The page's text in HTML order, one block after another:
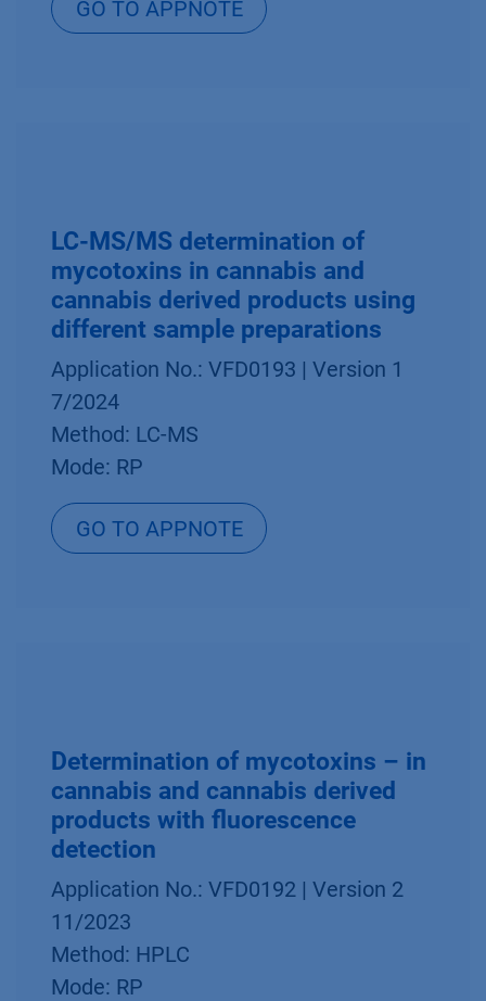
GO TO APPNOTE
LC-MS/MS determination of
mycotoxins in cannabis and
cannabis derived products using
different sample preparations
Application No.: VFD0193 | Version 1
7/2024
Method: LC-MS
Mode: RP
GO TO APPNOTE
Determination of mycotoxins – in
cannabis and cannabis derived
products with fluorescence
detection
Application No.: VFD0192 | Version 2
11/2023
Method: HPLC
Mode: RP